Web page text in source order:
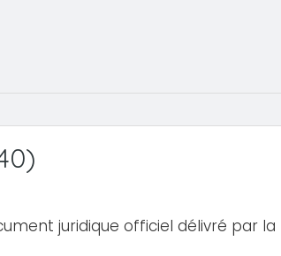
juridique officiel délivré par la